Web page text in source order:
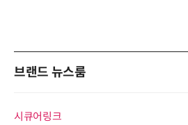
브랜드 뉴스룸
시큐어링크